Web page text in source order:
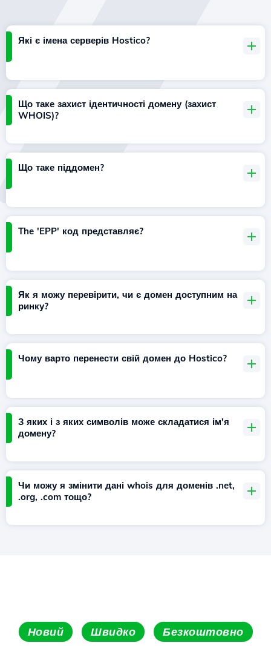
Які є імена серверів Hostico?
Що таке захист ідентичності домену (захист
WHOIS)?
Що таке піддомен?
The 'EPP' код представляє?
Як я можу перевірити, чи є домен доступним на
ринку?
Чому варто перенести свій домен до Hostico?
З яких і з яких символів може складатися ім'я
домену?
Чи можу я змінити дані whois для доменів .net,
.org, .com тощо?
Новий Швидко Безкоштовно